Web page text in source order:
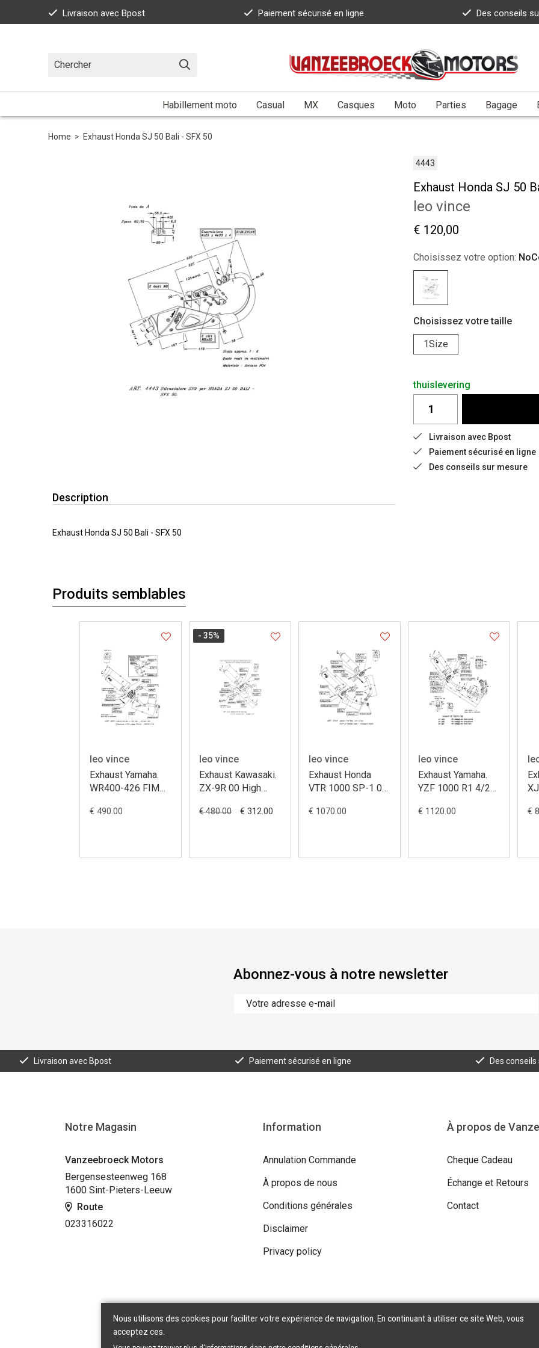
Livraison avec Bpost Paiement sécurisé en ligne Des conseils
Habillement moto Casual MX Casques Moto Parties Bagage
Home > Exhaust Honda SJ 50 Bali - SFX 50
4443
Exhaust Honda SJ 50
leo vince
€ 120,00
Choisissez votre option:
Choisissez votre taille
1Size
thuislevering
Livraison avec Bpost
Paiement sécurisé en ligne
Des conseils sur mesure
Description
Exhaust Honda SJ 50 Bali - SFX 50
Produits semblables
leo vince
Exhaust Yamaha.
WR400-426 FIM
€ 490.00
leo vince
Exhaust Kawasaki.
ZX-9R 00 High
€ 480.00 € 312.00
- 35%
leo vince
Exhaust Honda
VTR 1000 SP-1 00
€ 1070.00
leo vince
Exhaust Yamaha.
YZF 1000 R1 4/2/1
€ 1120.00 €
Abonnez-vous à notre newsletter
Livraison avec Bpost Paiement sécurisé en ligne Des
Notre Magasin
Vanzeebroeck Motors
Bergensesteenweg 168
1600 Sint-Pieters-Leeuw
Route
023316022
Information
Annulation Commande
À propos de nous
Conditions générales
Disclaimer
Privacy policy
À propos de
Cheque Cadeau
Échange et Retours
Contact
Copyright © 2026 Vanzeebroeck Motors. All Rights Reserved | Powered By
Nous utilisons des cookies pour faciliter votre expérience de navigation. En continuant à utiliser ce site Web, vous
acceptez ces.